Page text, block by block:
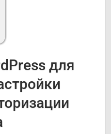
для